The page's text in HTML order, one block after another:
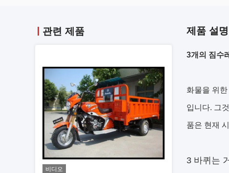
관련 제품
비디오
제품 설명
3개의 짐수
화물을 위
입니다. 그
품은 현재
3 바퀴는